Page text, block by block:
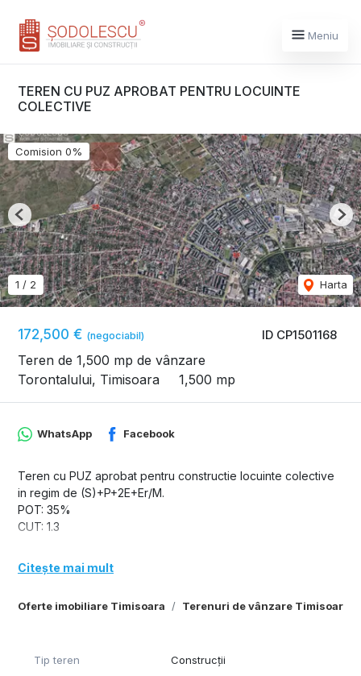
Meniu
TEREN CU PUZ APROBAT PENTRU LOCUINTE
COLECTIVE
ID CP1501168
172,500 € (negociabil)
Teren de 1,500 mp de vânzare
Torontalului, Timisoara
1,500 mp
Comision 0%
1 / 2 Harta
Previous
Oferte imobiliare Timisoara Terenuri de vânzare Timisoara
WhatsApp Facebook
Teren cu PUZ aprobat pentru constructie locuinte colective
in regim de (S)+P+2E+Er/M.
POT: 35%
CUT: 1.3
Citește mai mult
Tip teren Construcții